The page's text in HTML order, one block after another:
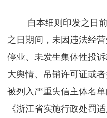
自本细则印发之日前
之日期间，未因违法经
停业、未发生集体性投
大舆情、吊销许可证或
被列入严重失信主体名
《浙江省实施行政处罚